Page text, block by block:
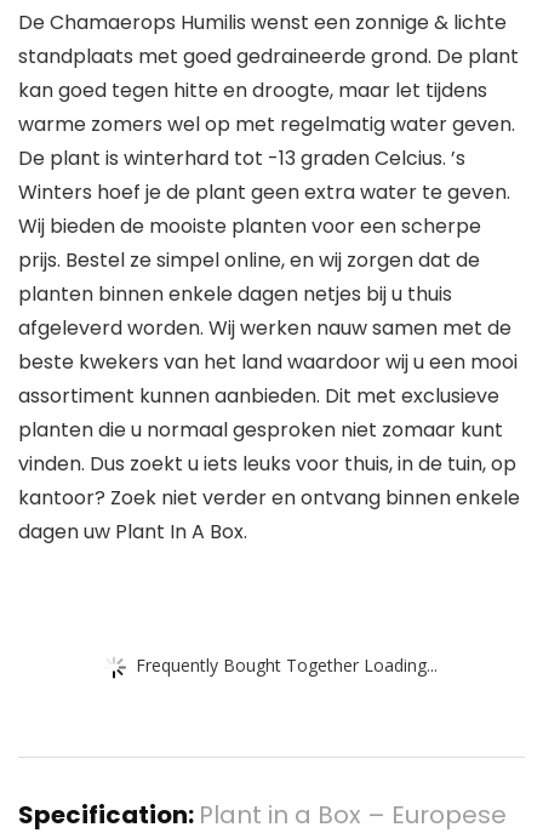
De Chamaerops Humilis wenst een zonnige & lichte
standplaats met goed gedraineerde grond. De plant
kan goed tegen hitte en droogte, maar let tijdens
warme zomers wel op met regelmatig water geven.
De plant is winterhard tot -13 graden Celcius. ’s
Winters hoef je de plant geen extra water te geven.
Wij bieden de mooiste planten voor een scherpe
prijs. Bestel ze simpel online, en wij zorgen dat de
planten binnen enkele dagen netjes bij u thuis
afgeleverd worden. Wij werken nauw samen met de
beste kwekers van het land waardoor wij u een mooi
assortiment kunnen aanbieden. Dit met exclusieve
planten die u normaal gesproken niet zomaar kunt
vinden. Dus zoekt u iets leuks voor thuis, in de tuin, op
kantoor? Zoek niet verder en ontvang binnen enkele
dagen uw Plant In A Box.
Frequently Bought Together Loading...
Specification: Plant in a Box – Europese